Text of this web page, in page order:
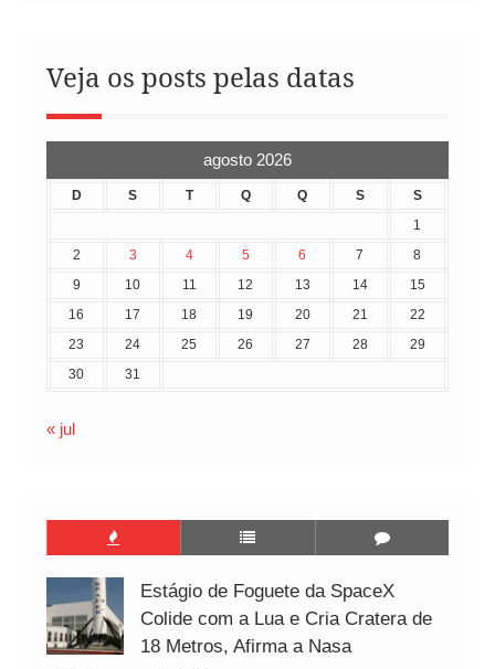
Veja os posts pelas datas
agosto 2026
D S T Q Q S
S
1
2
3 4 5 6 7
8
9
10 11 12 13 14
15
16
17 18 19 20 21
22
23
24 25 26 27 28
29
30
31
« jul
Estágio de Foguete da SpaceX
Colide com a Lua e Cria Cratera de
18 Metros, Afirma a Nasa